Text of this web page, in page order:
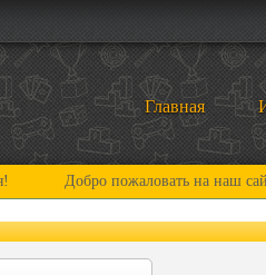
Главная
Добро пожаловать на наш сайт! У